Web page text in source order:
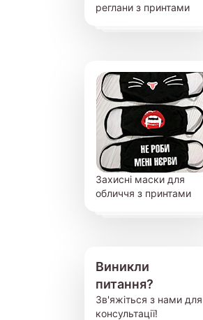
реглани з принтами
Захисні маски для
обличчя з принтами
Виникли
питання?
Зв'яжіться з нами для
консультації!